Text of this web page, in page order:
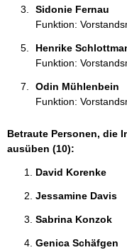
Sidonie Fernau
Funktion:
Henrike
Funktion:
Odin Mühlenbein
Funktion:
Betraute Personen, die
ausüben (10):
David Korenke
Jessamine Davis
Sabrina Konzok
Genica Schäfgen